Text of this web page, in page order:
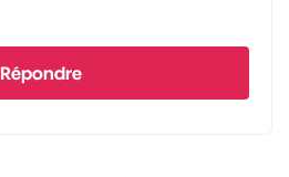
Répondre